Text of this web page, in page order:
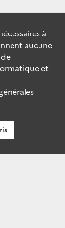
à
aucune
et